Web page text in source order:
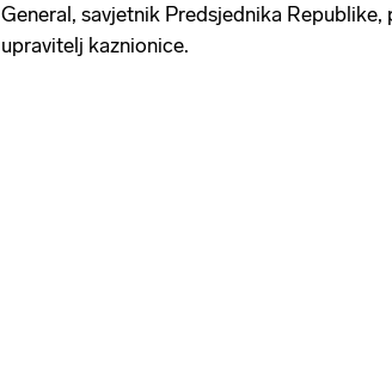
General, savjetnik Predsjednika Republike,
upravitelj kaznionice.